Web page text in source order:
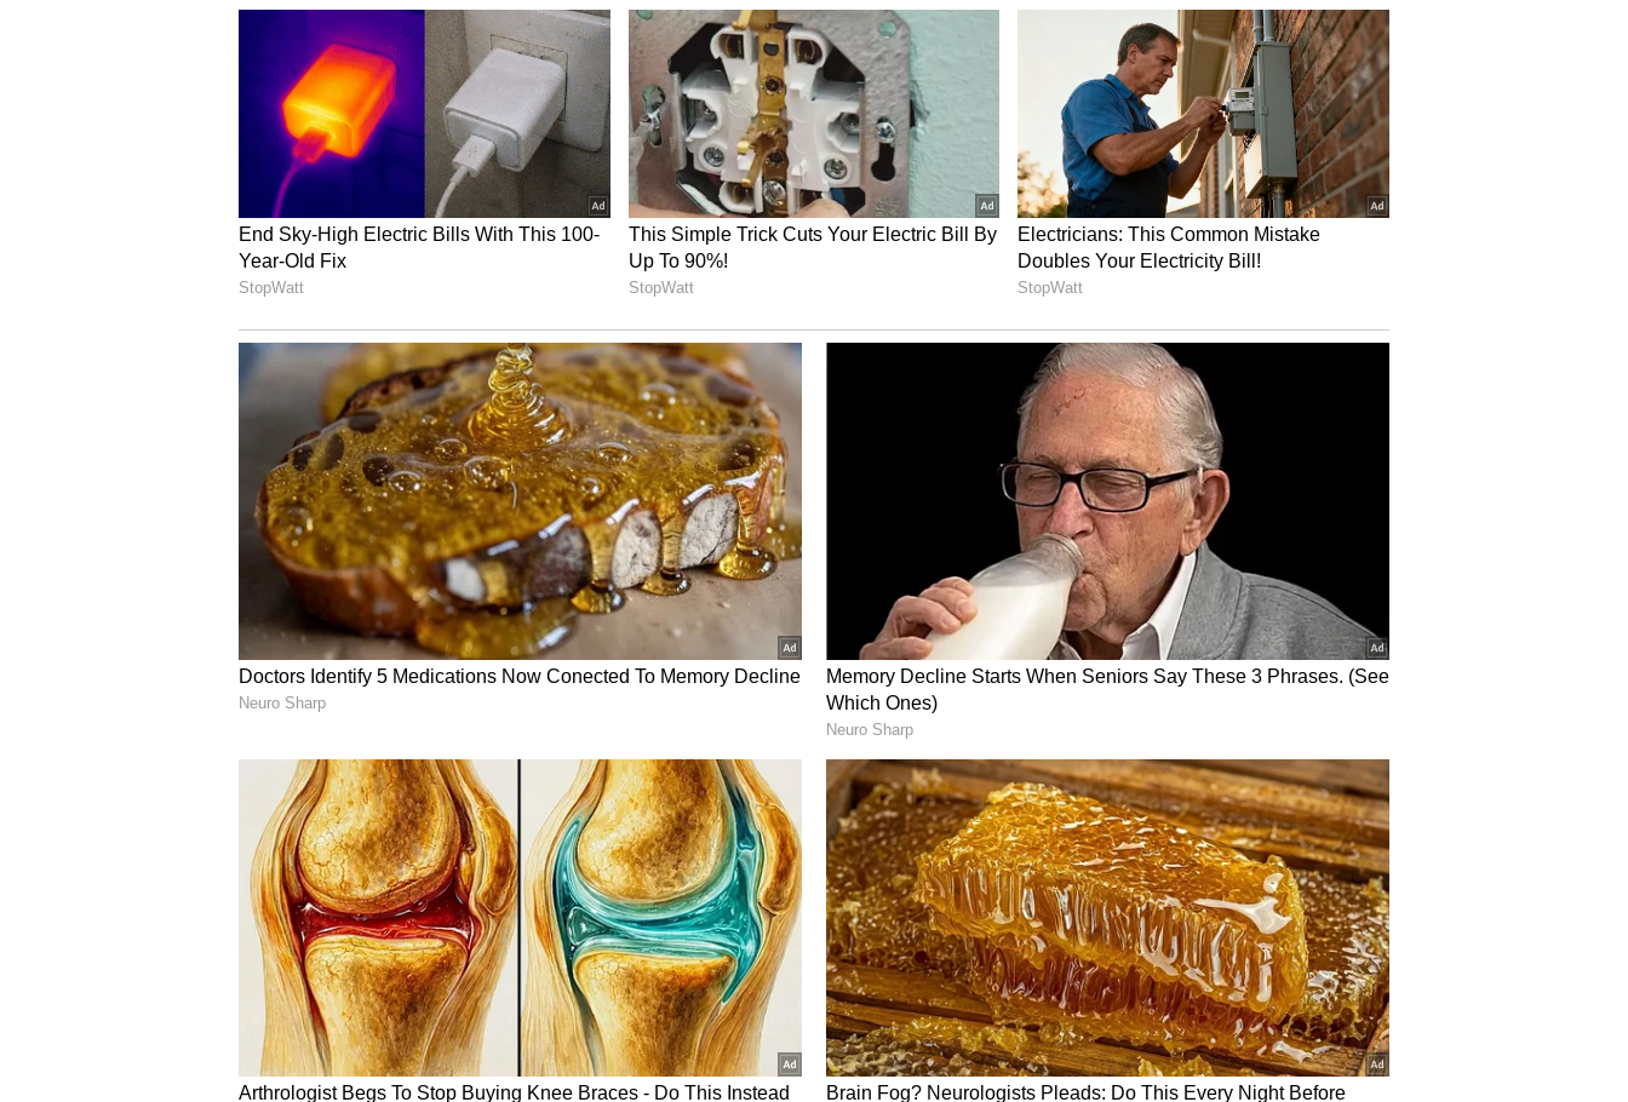
Meera Jasmine
சமீபத்தில் ஒரு நகைக்கடையில் மீரா ஜாஸ்மினை கண்டுபிடித்த ரசிகர்கள்
அவருடைய போட்டோக்களை வைரல் ஆக்கினர். அதில் மிகவும் உடல் எடை கூடி
அடையாளமே தெரியாமல் இருந்தார் மீரா ஜாஸ்மின். இந்த போட்டோக்கள் செம
வைரல் ஆகி வந்தன. பின்னர் திடீரென சமூக ஊடகங்களுக்கு என்று கொடுத்த
மீரா ஜாஸ்மின் தனது ஹாட்டஸ்ட் புகைப்படங்களை போஸ்ட் செய்ய ஆரம்பித்தார்.
இந்த புகைப்படங்களில் பாலிவுட் நாயகிகள் ரேஞ்சுக்கு ஒல்லி பெல்லியாக காட்சி
அளித்த மீரா ஜாஸ்மின், நாட்கள் செல்ல செல்ல மேலும் தனது கவர்ச்சி
மேலும் செய்திகளுக்கு...
Suriya Birthday : "சில பிறந்தநாள் பரிசுகள்
விலைமதிப்பற்றவை " சூர்யாவிற்கு பிறந்த நாள் வாழ்த்து சொன்ன
மோகன்லால்
5